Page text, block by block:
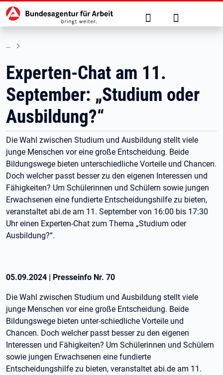
zu den Hauptinhalten springen
Hauptnavigation Suche Anmelden
Experten-Chat am 11.
September: „Studium oder
Ausbildung?“
Die Wahl zwischen Studium und Ausbildung stellt viele
junge Menschen vor eine große Entscheidung. Beide
Bildungswege bieten unterschiedliche Vorteile und Chancen.
Doch welcher passt besser zu den eigenen Interessen und
Fähigkeiten? Um Schülerinnen und Schülern sowie jungen
Erwachsenen eine fundierte Entscheidungshilfe zu bieten,
veranstaltet abi.de am 11. September von 16:00 bis 17:30
Uhr einen Experten-Chat zum Thema „Studium oder
Ausbildung?“.
05.09.2024 | Presseinfo Nr. 70
Die Wahl zwischen Studium und Ausbildung stellt viele
junge Menschen vor eine große Entscheidung. Beide
Bildungswege bieten unter-schiedliche Vorteile und
Chancen. Doch welcher passt besser zu den eigenen
Interessen und Fähigkeiten? Um Schülerinnen und Schülern
sowie jungen Erwachsenen eine fundierte
Entscheidungshilfe zu bieten, veranstaltet abi.de am 11.